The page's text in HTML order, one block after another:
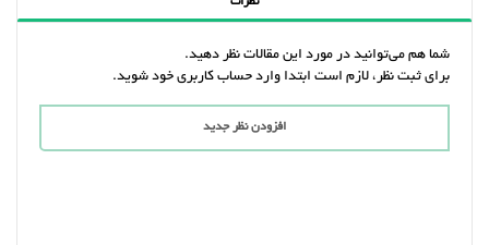
شما هم می‌توانید در مورد این مقالات نظر دهید.
برای ثبت نظر، لازم است ابتدا وارد حساب کاربری خود شوید.
افزودن نظر جدید